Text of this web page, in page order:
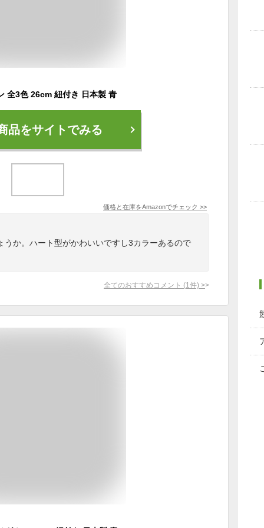
全3色 26cm 紐付き 日本製 青
品をサイトでみる
価格と在庫をAmazonでチェック >>
うか。ハート型がかわいいですし3カラーあるので
全てのおすすめコメント (1 件) >